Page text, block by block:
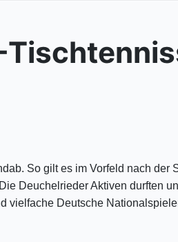
So gilt es im Vorfeld nach der
Deuchelrieder Aktiven durften
vielfache Deutsche